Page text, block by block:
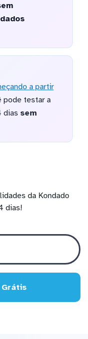
a partir
pode testar a
dias sem
da Kondado
dias!
Grátis